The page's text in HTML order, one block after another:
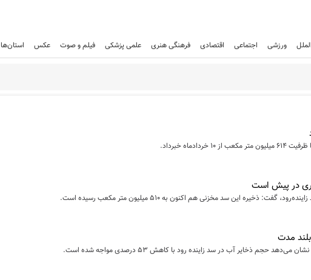
ورزشی اجتماعی اقتصادی فرهنگی هنری علمی پزشکی فیلم و صوت عکس استان‌ها
خبرداد.
این سد مخزنی هم اکنون به ۵۱۰ میلیون متر مکعب رسیده است.